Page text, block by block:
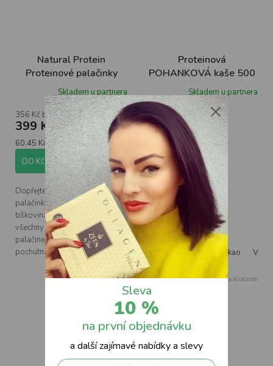
Natural Protein
Proteinové palačinky
slazené, 660g
Skladem u partnera
356 Kč bez DPH
399 Kč
Měrná
cena:
60,45 Kč / 100 g
DO KOŠÍKU
Dopřejte si výborné a zdravé
palačinky které jsou nabité
bílkovinami a vlákninou. Pro
všechny milovníky a milovnice
palačinek, kteří si chtějí
pochutnat a nic si nevyčítat....
Proteinová
POHANKOVÁ kaše 500
Skladem u partnera
od 279 Kč bez DPH
od312 Kč
DETAIL
Natural Kakao
Kód:ECO83347 Kód: ECO83350
×
Sleva
10 %
na první objednávku
a další zajímavé nabídky a slevy